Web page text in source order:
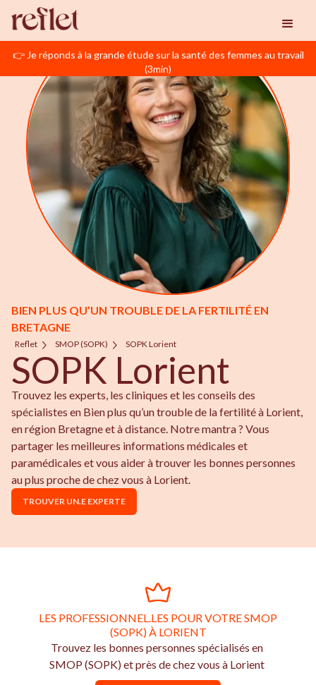
👉 Je réponds à la grande étude sur la santé des femmes au travail
(3min)
BIEN PLUS QU’UN TROUBLE DE LA FERTILITÉ EN
BRETAGNE
Reflet SMOP (SOPK) SOPK Lorient
SOPK Lorient
Trouvez les experts, les cliniques et les conseils des
spécialistes en Bien plus qu’un trouble de la fertilité à Lorient,
en région Bretagne et à distance. Notre mantra ? Vous
partager les meilleures informations médicales et
paramédicales et vous aider à trouver les bonnes personnes
au plus proche de chez vous à Lorient.
TROUVER UN.E EXPERTE
LES PROFESSIONNEL.LES POUR VOTRE SMOP
(SOPK) À LORIENT
Trouvez les bonnes personnes spécialisés en
SMOP (SOPK) et près de chez vous à Lorient